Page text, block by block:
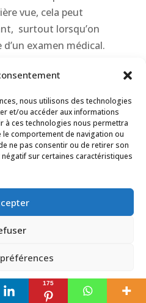
nous utilisons des technologies
et/ou accéder aux informations
à ces technologies nous permettra
comportement de navigation ou
ne pas consentir ou de retirer son
sur certaines caractéristiques
Politique de confidentialité
vue, cela peut
surtout lorsqu’on
examen médical.
votre dos. Au final, ce
l’usage que vous
humain est une
capable de s’auto-
correctement. Alors
Plus vous utiliserez
n’hésitez pas à le
moi surYoutubepour
s’entrainer et faire du
discale ?
175